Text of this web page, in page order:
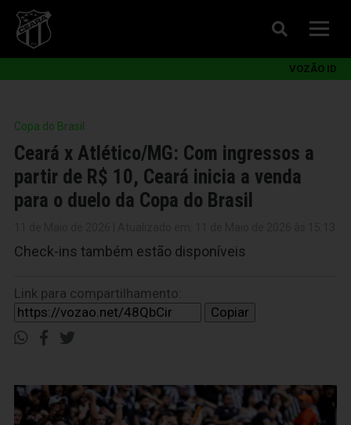
VOZÃO ID
Copa do Brasil
Ceará x Atlético/MG: Com ingressos a
partir de R$ 10, Ceará inicia a venda
para o duelo da Copa do Brasil
Check-ins também estão disponíveis
Link para compartilhamento:
Copiar